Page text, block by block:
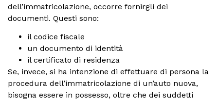
dell’immatricolazione, occorre fornirgli dei
documenti. Questi sono:
il codice fiscale
un documento di identità
il certificato di residenza
Se, invece, si ha intenzione di effettuare di persona la
procedura dell’immatricolazione di un’auto nuova,
bisogna essere in possesso, oltre che dei suddetti